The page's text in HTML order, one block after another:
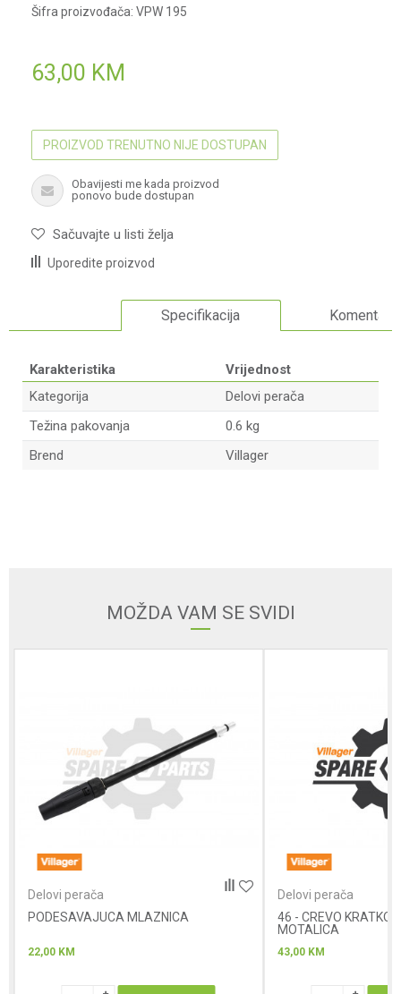
Šifra proizvođača: VPW 195
63,00 KM
PROIZVOD TRENUTNO NIJE DOSTUPAN
Obavijesti me kada proizvod
ponovo bude dostupan
Sačuvajte u listi želja
Uporedite proizvod
Specifikacija Komentari
Karakteristika
Vrijednost
Kategorija
Delovi perača
Težina pakovanja
0.6 kg
Brend
Villager
Anti-spam zaštita - izračunajte koliko je 4 + 1 :
MOŽDA VAM SE SVIDI
Delovi perača
PODESAVAJUCA MLAZNICA
22,00 KM
Delovi perača
46 - CREVO KRATKO
MOTALICA
43,00 KM